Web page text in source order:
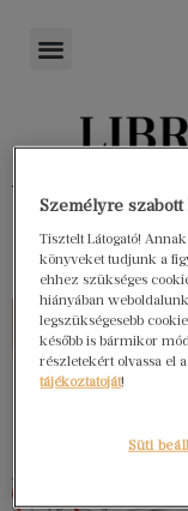
Személyre
Tisztelt Látogató!
könyveket tudjunk a
ehhez szükséges
hiányában
legszükségesebb
később is bármikor
részletekért olvassa el a
tájékoztatóját!
Süti